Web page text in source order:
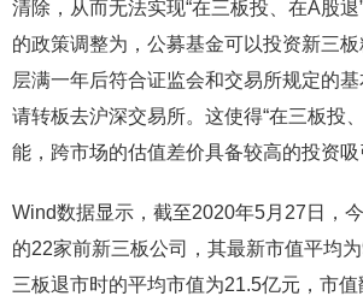
清除，从而无法实现“在三板投、在A股
的政策调整为，公募基金可以投资新三
层满一年后符合证监会和交易所规定的
请转板去沪深交易所。这使得“在三板投
能，跨市场的估值差价具备较高的投资吸
Wind数据显示，截至2020年5月27日，
的22家前新三板公司，其最新市值平均
三板退市时的平均市值为21.5亿元，市值